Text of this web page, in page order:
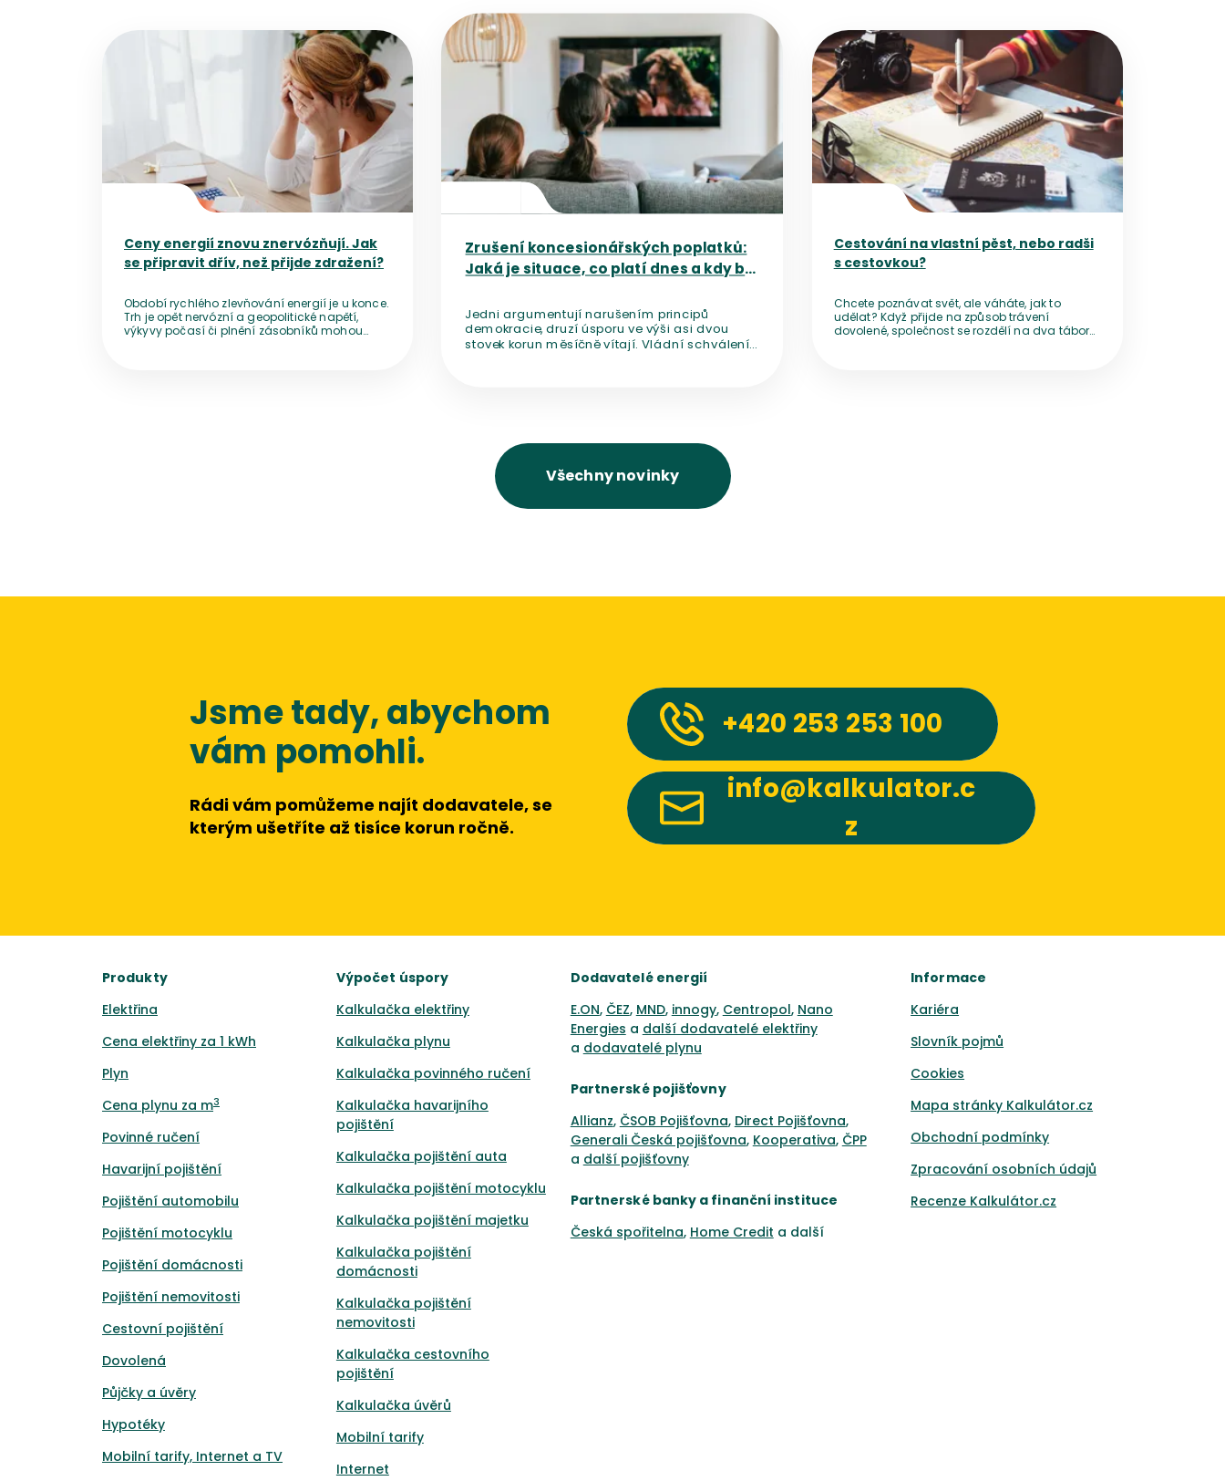
Ceny energií znovu znervózňují. Jak
se připravit dřív, než přijde zdražení?
Období rychlého zlevňování energií je u konce.
Trh je opět nervózní a geopolitické napětí,
výkyvy počasí či plnění zásobníků mohou
Přejít na detail článku
Zrušení koncesionářských poplatků:
Jaká je situace, co platí dnes a kdy by
Jedni argumentují narušením principů
demokracie, druzí úsporu ve výši asi dvou
stovek korun měsíčně vítají. Vládní schválení
Přejít na detail článku
Cestování na vlastní pěst, nebo radši
s cestovkou?
Chcete poznávat svět, ale váháte, jak to
udělat? Když přijde na způsob trávení
dovolené, společnost se rozdělí na dva tábory
Přejít na detail článku
Všechny novinky
Jsme tady, abychom
vám pomohli.
Rádi vám pomůžeme najít dodavatele, se
kterým ušetříte až tisíce korun ročně.
+420 253 253 100
info@kalkulator.c
z
Produkty
Elektřina
Cena elektřiny za 1 kWh
Plyn
Cena plynu za m3
Povinné ručení
Havarijní pojištění
Pojištění automobilu
Pojištění motocyklu
Pojištění domácnosti
Pojištění nemovitosti
Cestovní pojištění
Dovolená
Půjčky a úvěry
Hypotéky
Mobilní tarify, Internet a TV
Výpočet úspory
Kalkulačka elektřiny
Kalkulačka plynu
Kalkulačka povinného ručení
Kalkulačka havarijního
pojištění
Kalkulačka pojištění auta
Kalkulačka pojištění motocyklu
Kalkulačka pojištění majetku
Kalkulačka pojištění
domácnosti
Kalkulačka pojištění
nemovitosti
Kalkulačka cestovního
pojištění
Kalkulačka úvěrů
Mobilní tarify
Internet
Dodavatelé energií
E.ON, ČEZ, MND, innogy, Centropol, Nano
Energies a další dodavatelé elektřiny
a dodavatelé plynu
Partnerské pojišťovny
Allianz, ČSOB Pojišťovna, Direct Pojišťovna,
Generali Česká pojišťovna, Kooperativa, ČPP
a další pojišťovny
Partnerské banky a finanční instituce
Česká spořitelna, Home Credit a další
Informace
Kariéra
Slovník pojmů
Cookies
Mapa stránky Kalkulátor.cz
Obchodní podmínky
Zpracování osobních údajů
Recenze Kalkulátor.cz